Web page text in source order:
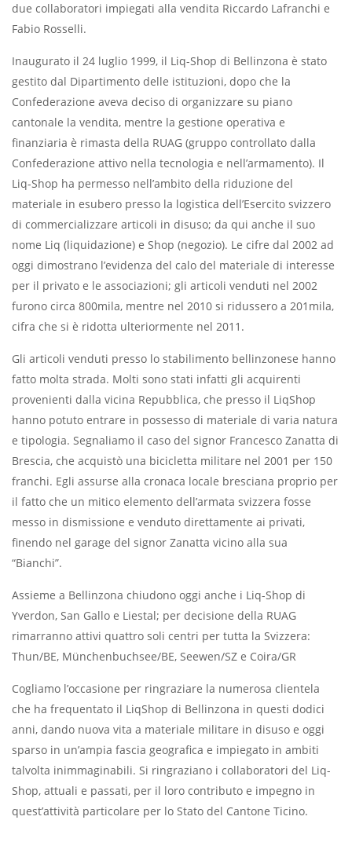
due collaboratori impiegati alla vendita Riccardo Lafranchi e
Fabio Rosselli.
Inaugurato il 24 luglio 1999, il Liq-Shop di Bellinzona è stato
gestito dal Dipartimento delle istituzioni, dopo che la
Confederazione aveva deciso di organizzare su piano
cantonale la vendita, mentre la gestione operativa e
finanziaria è rimasta della RUAG (gruppo controllato dalla
Confederazione attivo nella tecnologia e nell’armamento). Il
Liq-Shop ha permesso nell’ambito della riduzione del
materiale in esubero presso la logistica dell’Esercito svizzero
di commercializzare articoli in disuso; da qui anche il suo
nome Liq (liquidazione) e Shop (negozio). Le cifre dal 2002 ad
oggi dimostrano l’evidenza del calo del materiale di interesse
per il privato e le associazioni; gli articoli venduti nel 2002
furono circa 800mila, mentre nel 2010 si ridussero a 201mila,
cifra che si è ridotta ulteriormente nel 2011.
Gli articoli venduti presso lo stabilimento bellinzonese hanno
fatto molta strada. Molti sono stati infatti gli acquirenti
provenienti dalla vicina Repubblica, che presso il LiqShop
hanno potuto entrare in possesso di materiale di varia natura
e tipologia. Segnaliamo il caso del signor Francesco Zanatta di
Brescia, che acquistò una bicicletta militare nel 2001 per 150
franchi. Egli assurse alla cronaca locale bresciana proprio per
il fatto che un mitico elemento dell’armata svizzera fosse
messo in dismissione e venduto direttamente ai privati,
finendo nel garage del signor Zanatta vicino alla sua
“Bianchi”.
Assieme a Bellinzona chiudono oggi anche i Liq-Shop di
Yverdon, San Gallo e Liestal; per decisione della RUAG
rimarranno attivi quattro soli centri per tutta la Svizzera:
Thun/BE, Münchenbuchsee/BE, Seewen/SZ e Coira/GR
Cogliamo l’occasione per ringraziare la numerosa clientela
che ha frequentato il LiqShop di Bellinzona in questi dodici
anni, dando nuova vita a materiale militare in disuso e oggi
sparso in un’ampia fascia geografica e impiegato in ambiti
talvolta inimmaginabili. Si ringraziano i collaboratori del Liq-
Shop, attuali e passati, per il loro contributo e impegno in
quest’attività particolare per lo Stato del Cantone Ticino.